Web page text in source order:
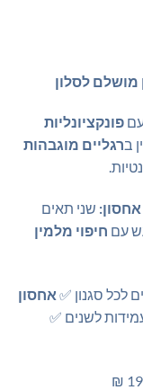
פונקציונליות
ברגליים מוגבהות
אחסון: שני תאים
עם חיפוי מלמין
לכל סגנון ✅ אחסון
לשנים ✅